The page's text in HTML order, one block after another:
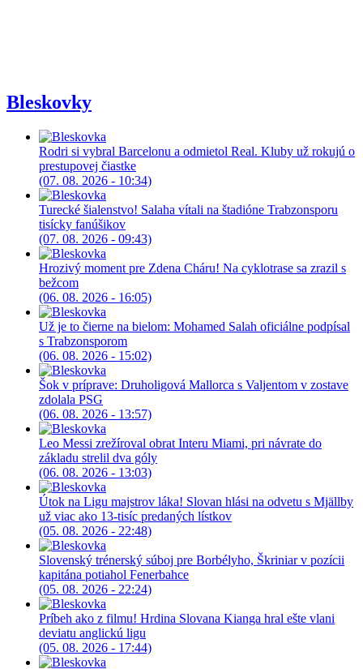
Bleskovky
Rodri si vybral Barcelonu a odmietol Real. Kluby už rokujú o
prestupovej čiastke
(07. 08. 2026 - 10:34)
Turecké šialenstvo! Salaha vítali na štadióne Trabzonsporu
tisícky fanúšikov
(07. 08. 2026 - 09:43)
Hrozivý moment pre Zdena Cháru! Na cyklotrase sa zrazil s
bežcom
(06. 08. 2026 - 16:05)
Už je to čierne na bielom: Mohamed Salah oficiálne podpísal
s Trabzonsporom
(06. 08. 2026 - 15:02)
Šok v príprave: Druholigová Mallorca s Valjentom v zostave
zdolala PSG
(06. 08. 2026 - 13:57)
Leo Messi zrežíroval obrat Interu Miami, pri návrate do
základu strelil dva góly
(06. 08. 2026 - 13:03)
Útok na Ligu majstrov láka! Slovan hlási na odvetu s Mjällby
už viac ako 13-tisíc predaných lístkov
(05. 08. 2026 - 22:48)
Slovenský trénerský súboj pre Borbélyho, Škriniar v pozícii
kapitána potiahol Fenerbahce
(05. 08. 2026 - 22:24)
Príbeh ako z filmu! Hrdina Slovana Kianga hral ešte vlani
deviatu anglickú ligu
(05. 08. 2026 - 17:44)